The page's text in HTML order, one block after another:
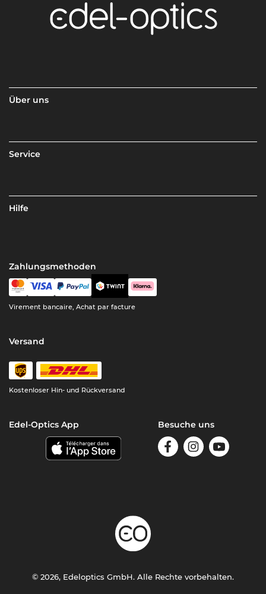
Über uns
Service
Hilfe
Zahlungsmethoden
Virement bancaire, Achat par facture
Versand
Kostenloser Hin- und Rückversand
Edel-Optics App Besuche uns
© 2026, Edeloptics GmbH. Alle Rechte vorbehalten.